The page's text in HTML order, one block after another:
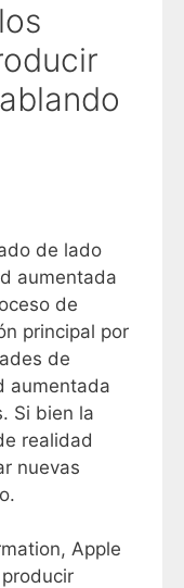
de lado
aumentada
de
principal por
de
aumentada
Si bien la
realidad
nuevas
Apple